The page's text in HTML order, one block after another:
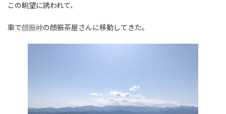
この眺望に誘われて、
車で顔振峠の顔振茶屋さんに移動してきた。